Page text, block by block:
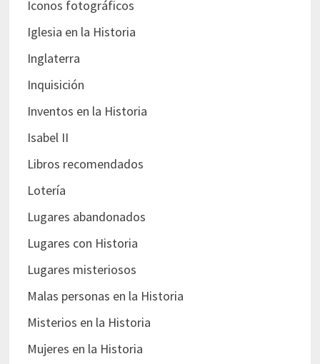
Iconos fotográficos
Iglesia en la Historia
Inglaterra
Inquisición
Inventos en la Historia
Isabel II
Libros recomendados
Lotería
Lugares abandonados
Lugares con Historia
Lugares misteriosos
Malas personas en la Historia
Misterios en la Historia
Mujeres en la Historia